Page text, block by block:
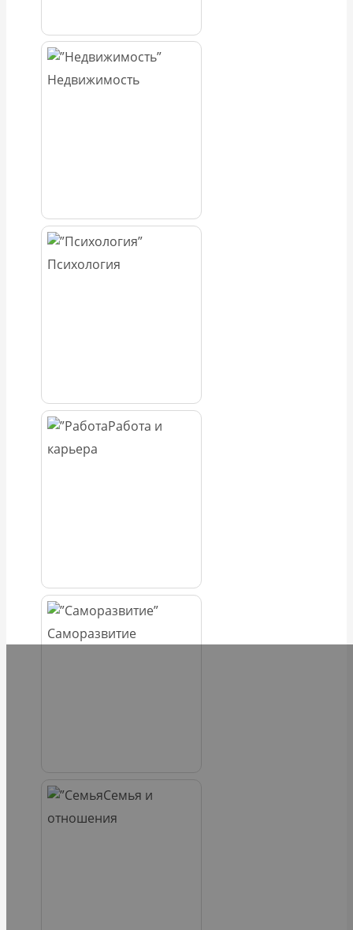
Недвижимость
Психология
Работа и
карьера
Саморазвитие
Семья и
отношения